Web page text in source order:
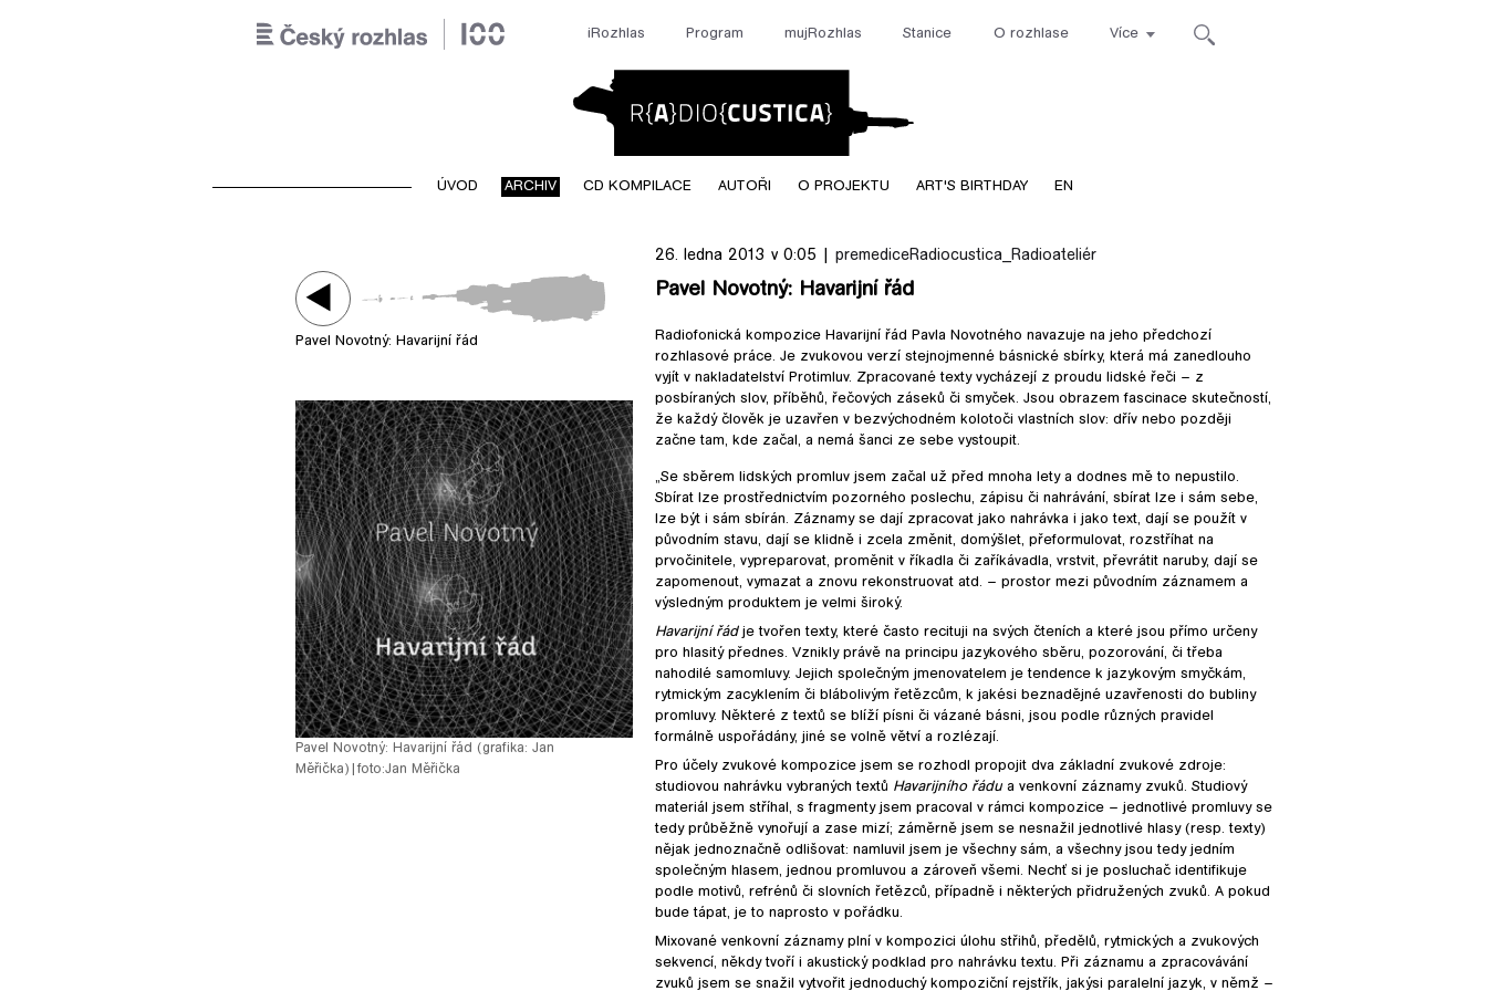
iRozhlas Program mujRozhlas Stanice O rozhlase Více
ÚVOD ARCHIV CD KOMPILACE AUTOŘI O PROJEKTU ART'S BIRTHDAY EN
pause
Pavel Novotný: Havarijní řád
Pavel Novotný: Havarijní řád (grafika: Jan
Měřička)
foto:Jan Měřička
26. ledna 2013 v 0:05 | premediceRadiocustica_Radioateliér
Pavel Novotný: Havarijní řád
Radiofonická kompozice Havarijní řád Pavla Novotného navazuje na jeho předchozí
rozhlasové práce. Je zvukovou verzí stejnojmenné básnické sbírky, která má zanedlouho
vyjít v nakladatelství Protimluv. Zpracované texty vycházejí z proudu lidské řeči – z
posbíraných slov, příběhů, řečových záseků či smyček. Jsou obrazem fascinace skutečností,
že každý člověk je uzavřen v bezvýchodném kolotoči vlastních slov: dřív nebo později
začne tam, kde začal, a nemá šanci ze sebe vystoupit.
„Se sběrem lidských promluv jsem začal už před mnoha lety a dodnes mě to nepustilo.
Sbírat lze prostřednictvím pozorného poslechu, zápisu či nahrávání, sbírat lze i sám sebe,
lze být i sám sbírán. Záznamy se dají zpracovat jako nahrávka i jako text, dají se použít v
původním stavu, dají se klidně i zcela změnit, domýšlet, přeformulovat, rozstříhat na
prvočinitele, vypreparovat, proměnit v říkadla či zaříkávadla, vrstvit, převrátit naruby, dají se
zapomenout, vymazat a znovu rekonstruovat atd. – prostor mezi původním záznamem a
výsledným produktem je velmi široký.
Havarijní řádje tvořen texty, které často recituji na svých čteních a které jsou přímo určeny
pro hlasitý přednes. Vznikly právě na principu jazykového sběru, pozorování, či třeba
nahodilé samomluvy. Jejich společným jmenovatelem je tendence k jazykovým smyčkám,
rytmickým zacyklením či blábolivým řetězcům, k jakési beznadějné uzavřenosti do bubliny
promluvy. Některé z textů se blíží písni či vázané básni, jsou podle různých pravidel
formálně uspořádány, jiné se volně větví a rozlézají.
Pro účely zvukové kompozice jsem se rozhodl propojit dva základní zvukové zdroje:
studiovou nahrávku vybraných textů Havarijního řádua venkovní záznamy zvuků. Studiový
materiál jsem stříhal, s fragmenty jsem pracoval v rámci kompozice – jednotlivé promluvy se
tedy průběžně vynořují a zase mizí; záměrně jsem se nesnažil jednotlivé hlasy (resp. texty)
nějak jednoznačně odlišovat: namluvil jsem je všechny sám, a všechny jsou tedy jedním
společným hlasem, jednou promluvou a zároveň všemi. Nechť si je posluchač identifikuje
podle motivů, refrénů či slovních řetězců, případně i některých přidružených zvuků. A pokud
bude tápat, je to naprosto v pořádku.
Mixované venkovní záznamy plní v kompozici úlohu střihů, předělů, rytmických a zvukových
sekvencí, někdy tvoří i akustický podklad pro nahrávku textu. Při záznamu a zpracovávání
zvuků jsem se snažil vytvořit jednoduchý kompoziční rejstřík, jakýsi paralelní jazyk, v němž –